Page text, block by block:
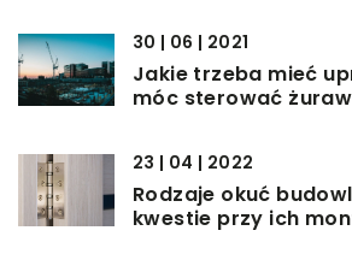
30 | 06 | 2021
Jakie trzeba mieć
móc sterować
23 | 04 | 2022
Rodzaje okuć
kwestie przy ich